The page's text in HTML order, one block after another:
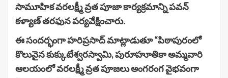
సామూహిక వరలక్ష్మీ వ్రత పూజా కార్యక్రమాన్ని పవన్
కళ్యాణ్ తరఫున పర్యవేక్షించారు.
ఈ సందర్భంగా హరిప్రసాద్ మాట్లాడుతూ “పిఠాపురంలో
కొలువైన కుక్కుటేశ్వరస్వామి, పురూహూతికా అమ్మవారి
ఆలయంలో వరలక్ష్మీ వ్రత పూజలు అంగరంగ వైభవంగా